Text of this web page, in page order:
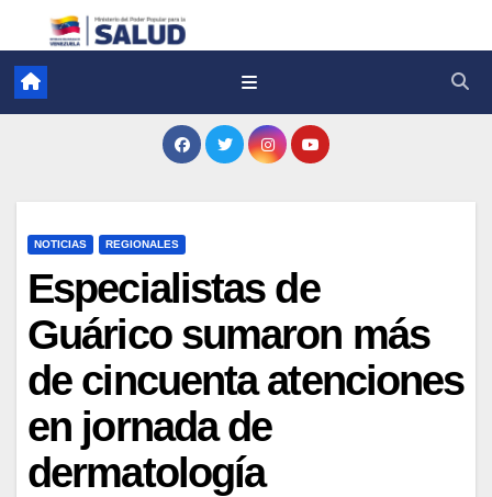
NOTICIAS REGIONALES
Especialistas de
Guárico sumaron más
de cincuenta atenciones
en jornada de
dermatología